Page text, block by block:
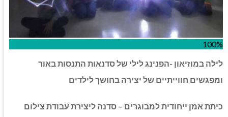
100%
לילה במוזיאון -הפנינג לילי של סדנאות התנסות באור
ומפגשים חווייתיים של יצירה בחושך לילדים
כיתת אמן ייחודית למבוגרים – סדנה ליצירת עבודת צילום